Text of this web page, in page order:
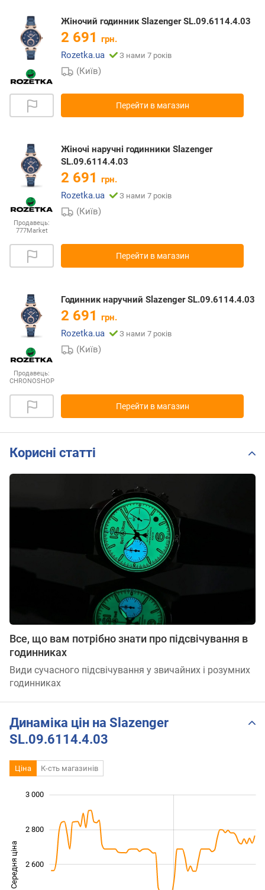
Жіночий годинник Slazenger SL.09.6114.4.03
2 691 грн.
Rozetka.ua
З нами 7 років
(Київ)
Перейти в магазин
Продавець:
777Market
Жіночі наручні годинники Slazenger
SL.09.6114.4.03
2 691 грн.
Rozetka.ua
З нами 7 років
(Київ)
Перейти в магазин
Продавець:
CHRONOSHOP
Годинник наручний Slazenger SL.09.6114.4.03
2 691 грн.
Rozetka.ua
З нами 7 років
(Київ)
Перейти в магазин
Корисні статті
Все, що вам потрібно знати про підсвічування в
годинниках
Види сучасного підсвічування у звичайних і розумних
годинниках
Динаміка цін на Slazenger
SL.09.6114.4.03
Ціна К-сть магазинів
Середня ціна 2 200
2 600
2 800
3 000